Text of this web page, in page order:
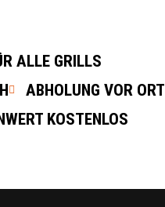
ALLE GRILLS
ABHOLUNG VOR ORT
KOSTENLOS